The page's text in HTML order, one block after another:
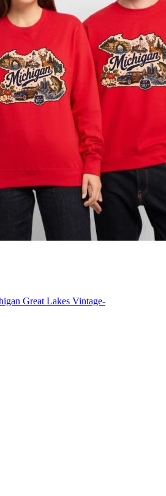
Great Lakes Vintage-